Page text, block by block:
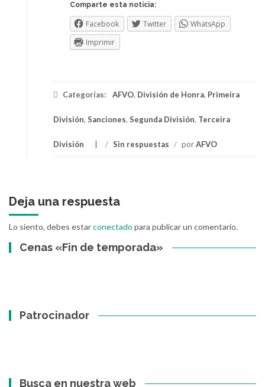
Comparte esta noticia:
Facebook Twitter
WhatsApp
Imprimir
Categorías: AFVO, División de Honra, Primeira
División, Sanciones, Segunda División, Terceira
División / Sin respuestas / porAFVO
Deja una respuesta
Lo siento, debes estarconectado para publicar un comentario.
Cenas «Fin de temporada»
Patrocinador
Busca en nuestra web